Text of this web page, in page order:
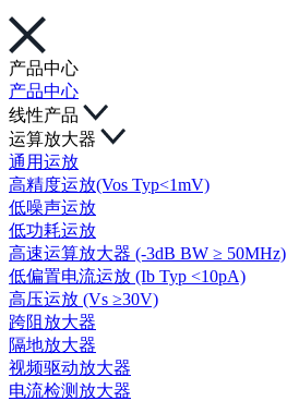
产品中心
产品中心
线性产品
运算放大器
通用运放
高精度运放(Vos Typ<1mV)
低噪声运放
低功耗运放
高速运算放大器 (-3dB BW ≥ 50MHz)
低偏置电流运放 (Ib Typ <10pA)
高压运放 (Vs ≥30V)
跨阻放大器
隔地放大器
视频驱动放大器
电流检测放大器